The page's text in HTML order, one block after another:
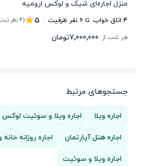
منزل اجاره‌ای شیک و لوکس ارومیه
4 اتاق خواب .تا 6نفر ظرفیت 5 (4 نظر ثبت شده)
هر شب از :7,000,000تومان
جستجوهای مرتبط
اجاره ویلا
اجاره ویلا و سوئیت لوکس
اجاره هتل آپارتمان
اجاره روزانه
اجاره ویلا و سوئیت